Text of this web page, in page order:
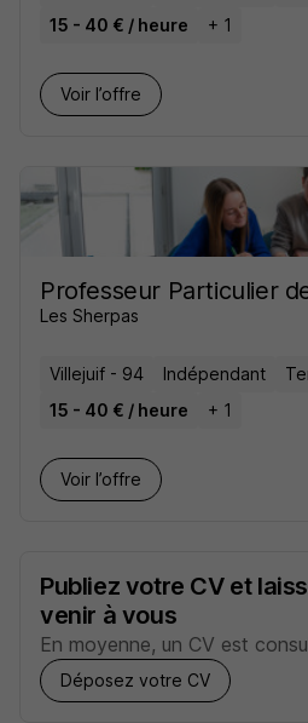
15 - 40 € / heure
+ 1
Voir l’offre
Professeur Particulier
Les Sherpas
Villejuif - 94 Indépendant
15 - 40 € / heure
+ 1
Voir l’offre
Publiez votre CV et
venir à vous
En moyenne, un CV est
Déposez votre CV